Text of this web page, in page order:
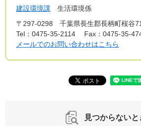
建設環境課
生活環境係
〒297-0298
千葉県長生郡長柄町桜谷
Tel：0475-35-2114
Fax：0475-35-
メールでのお問い合わせはこちら
見つからないと